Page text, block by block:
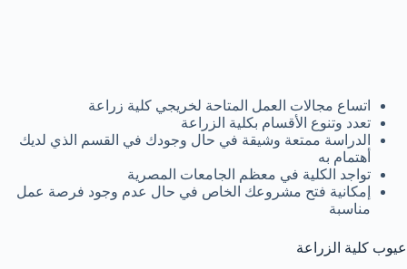
اتساع مجالات العمل المتاحة لخريجي كلية زراعة
تعدد وتنوع الأقسام بكلية الزراعة
الدراسة ممتعة وشيقة في حال وجودك في القسم الذي لديك
أهتمام به
تواجد الكلية في معظم الجامعات المصرية
إمكانية فتح مشروعك الخاص في حال عدم وجود فرصة عمل
مناسبة
عيوب كلية الزراعة